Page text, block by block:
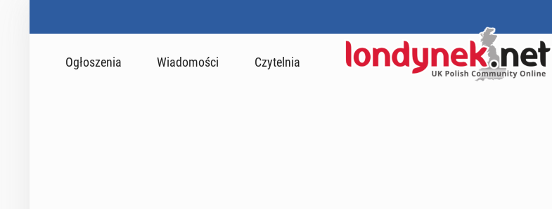
Ogłoszenia Wiadomości Czytelnia